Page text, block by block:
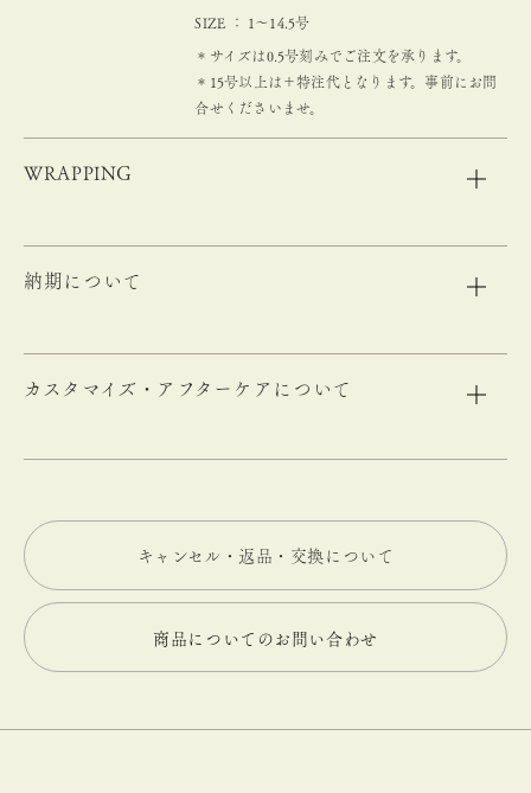
SIZE ： 1～14.5号
＊サイズは0.5号刻みでご注文を承ります。
＊15号以上は＋特注代となります。事前にお問
合せくださいませ。
WRAPPING
納期について
カスタマイズ・アフターケアについて
キャンセル・返品・交換について
商品についてのお問い合わせ